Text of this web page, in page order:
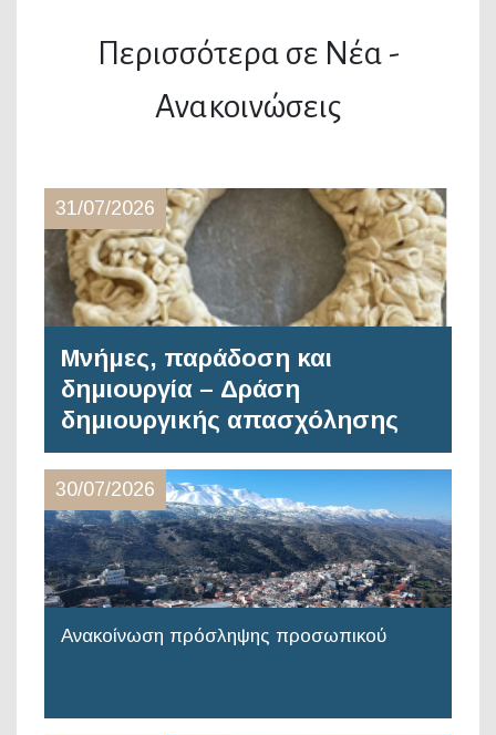
Περισσότερα σε Νέα -
Ανακοινώσεις
31/07/2026
Μνήμες, παράδοση και
δημιουργία – Δράση
δημιουργικής απασχόλησης
30/07/2026
Ανακοίνωση πρόσληψης προσωπικού